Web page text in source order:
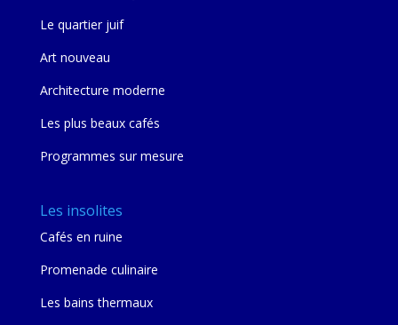
Le quartier juif
Art nouveau
Architecture moderne
Les plus beaux cafés
Programmes sur mesure
Les insolites
Cafés en ruine
Promenade culinaire
Les bains thermaux